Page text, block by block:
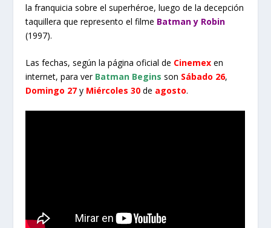
la franquicia sobre el superhéroe, luego de la decepción
taquillera que represento el filme Batman y Robin
(1997).
Las fechas, según la página oficial de Cinemex en
internet, para ver Batman Begins son Sábado 26,
Domingo 27 y Miércoles 30 de agosto.